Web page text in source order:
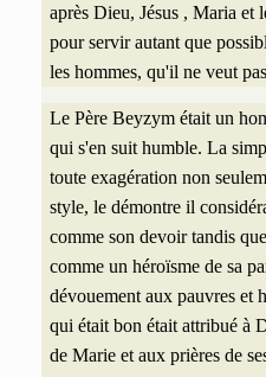
après Dieu, Jésus , Maria et
pour servir autant que
les hommes, qu'il ne veut
Le Père Beyzym était un
qui s'en suit humble. La
toute exagération non
style, le démontre il
comme son devoir tandis
comme un héroïsme de sa
dévouement aux pauvres et
qui était bon était attribué à
de Marie et aux prières de